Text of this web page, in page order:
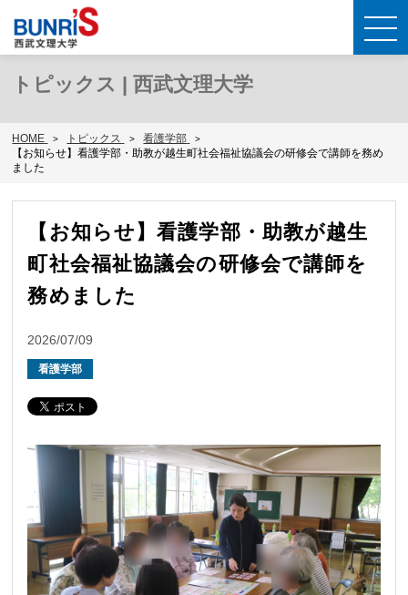
HOME トピックス
看護学部
【お知らせ】看護学部・助教が越生町社会福祉協議会の研修会で講師を務め
ました
トピックス | 西武文理大学
【お知らせ】看護学部・助教が越生
町社会福祉協議会の研修会で講師を
務めました
2026/07/09
看護学部